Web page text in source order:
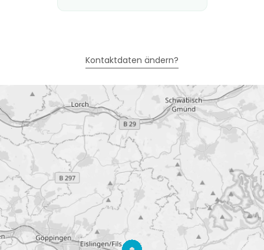
Kontaktdaten ändern?